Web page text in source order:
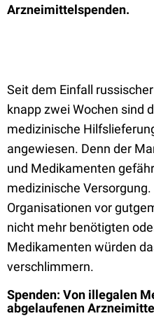
Arzneimittelspenden.
Seit dem Einfall
knapp zwei Wochen sind
medizinische
angewiesen. Denn der
und Medikamenten
medizinische
Organisationen vor
nicht mehr benötigten
Medikamenten würden
verschlimmern.
Spenden: Von illegalen
abgelaufenen